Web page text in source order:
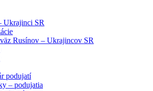
Ukrajinci SR
Rusínov – Ukrajincov SR
podujatí
– podujatia